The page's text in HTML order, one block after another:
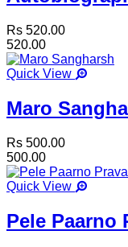
Rs 520.00
520.00
Quick View
Maro
Rs 500.00
500.00
Quick View
Pele Paarno